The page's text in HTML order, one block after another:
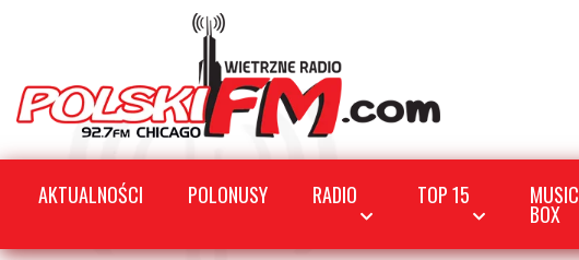
AKTUALNOŚCI POLONUSY RADIO TOP 15 MUSIC
BOX